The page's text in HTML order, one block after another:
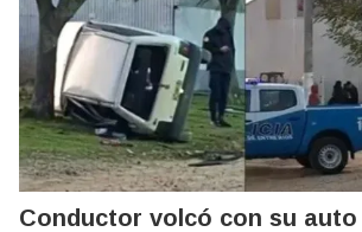
Conductor volcó con su auto